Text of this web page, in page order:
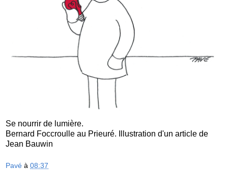
Se nourrir de lumière.
Bernard Foccroulle au Prieuré. Illustration d'un article de
Jean Bauwin
Pavé à 08:37